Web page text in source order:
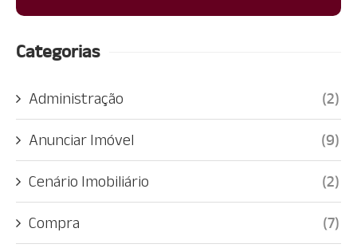
Categorias
Administração (2)
Anunciar Imóvel (9)
Cenário Imobiliário (2)
Compra (7)